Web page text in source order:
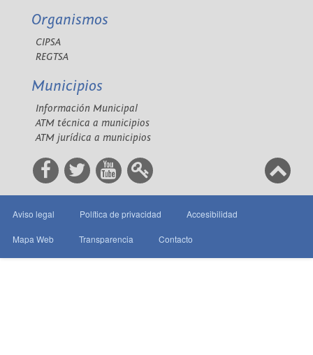
Organismos
CIPSA
REGTSA
Municipios
Información Municipal
ATM técnica a municipios
ATM jurídica a municipios
Aviso legal Política de privacidad Accesibilidad
Mapa Web Transparencia Contacto